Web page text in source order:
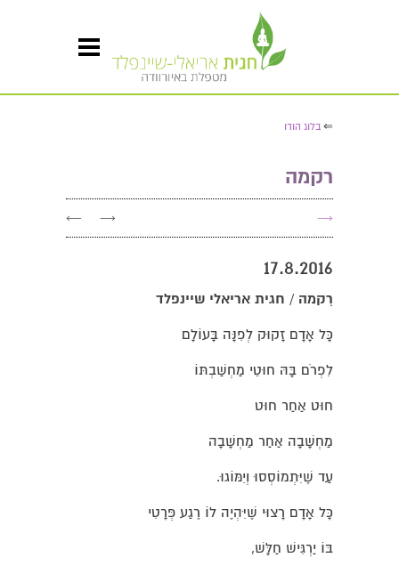
⇐ בלוג הודו
רקמה
→
→
←
17.8.2016
רִקמה / חגית אריאלי שיינפלד
כָּל אָדָם זָקוּק לְפִנָּה בָּעוֹלָם
לִפְרֹם בָּהּ חוּטֵי מַחְשַׁבְתּוֹ
חוּט אַחַר חוּט
מַחְשָׁבָה אַחַר מַחְשָׁבָה
עַד שֶׁיִּתְמוֹסְסוּ וְיִמּוֹגוּ.
כָּל אָדָם רָצוּי שֶׁיִּהְיֶה לוֹ רֶגַע פְּרָטִי
בּוֹ יַרְגִּישׁ חַלָּשׁ,